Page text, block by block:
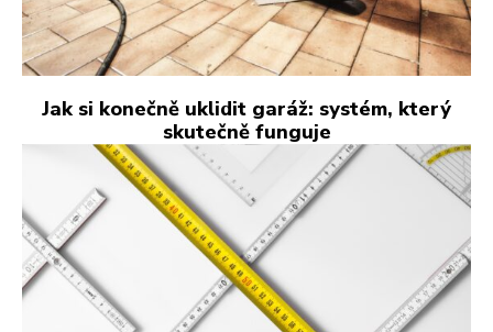
Jak si konečně uklidit garáž: systém, který
skutečně funguje